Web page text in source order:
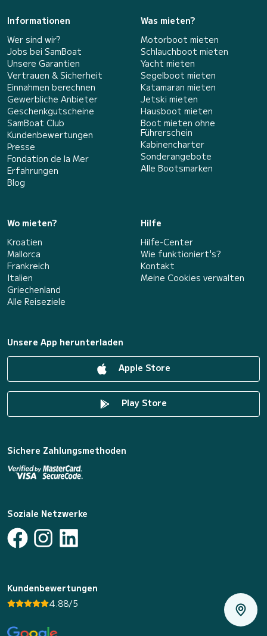
Informationen
Wer sind wir?
Jobs bei SamBoat
Unsere Garantien
Vertrauen & Sicherheit
Einnahmen berechnen
Gewerbliche Anbieter
Geschenkgutscheine
SamBoat Club
Kundenbewertungen
Presse
Fondation de la Mer
Erfahrungen
Blog
Was mieten?
Motorboot mieten
Schlauchboot mieten
Yacht mieten
Segelboot mieten
Katamaran mieten
Jetski mieten
Hausboot mieten
Boot mieten ohne
Führerschein
Kabinencharter
Sonderangebote
Alle Bootsmarken
Wo mieten?
Kroatien
Mallorca
Frankreich
Italien
Griechenland
Alle Reiseziele
Hilfe
Hilfe-Center
Wie funktioniert's?
Kontakt
Meine Cookies verwalten
Unsere App herunterladen
Apple Store
Play Store
Sichere Zahlungsmethoden
Soziale Netzwerke
Kundenbewertungen
4.88/5